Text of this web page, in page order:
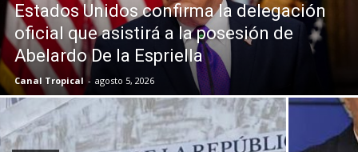
Estados Unidos confirma la delegación
oficial que asistirá a la posesión de
Abelardo De la Espriella
Canal Tropical - agosto 5, 2026